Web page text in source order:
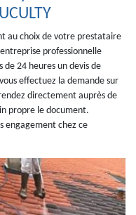
au choix de votre prestataire
professionnelle
de 24 heures un devis de
effectuez la demande sur
directement auprès de
propre le document.
engagement chez ce